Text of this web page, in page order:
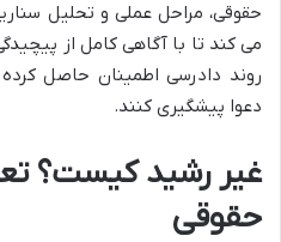
حقوقی، مراحل عملی و تحلیل
می کند تا با آگاهی کامل از
روند دادرسی اطمینان حاصل
دعوا پیشگیری کنند.
غیر رشید کیست؟
حقوقی